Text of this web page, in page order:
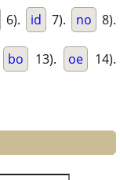
6). id 7). no 8).
bo 13). oe 14).